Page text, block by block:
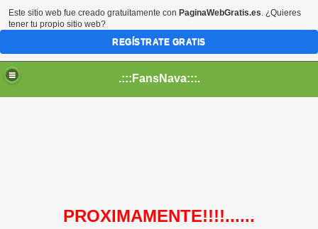
.:::FansNava:::.
PROXIMAMENTE!!!!......
Este sitio web fue creado gratuitamente con PaginaWebGratis.es. ¿Quieres
tener tu propio sitio web?
REGÍSTRATE GRATIS